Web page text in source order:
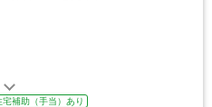
宅補助（手当）あり